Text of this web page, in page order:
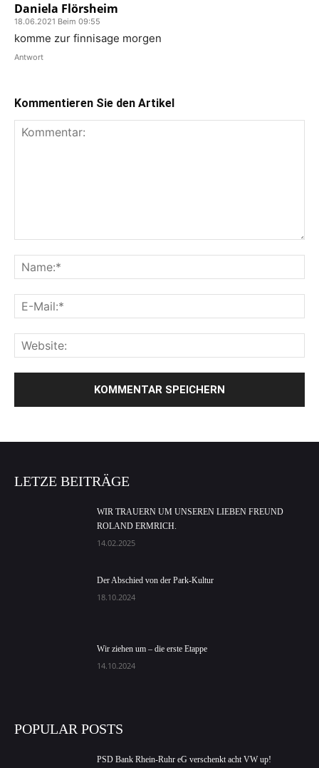
Daniela Flörsheim
18.06.2021 Beim 09:55
komme zur finnisage morgen
Antwort
Kommentieren Sie den Artikel
LETZE BEITRÄGE
WIR TRAUERN UM UNSEREN LIEBEN FREUND
ROLAND ERMRICH.
14.02.2025
Der Abschied von der Park-Kultur
18.10.2024
Wir ziehen um – die erste Etappe
14.10.2024
POPULAR POSTS
PSD Bank Rhein-Ruhr eG verschenkt acht VW up!